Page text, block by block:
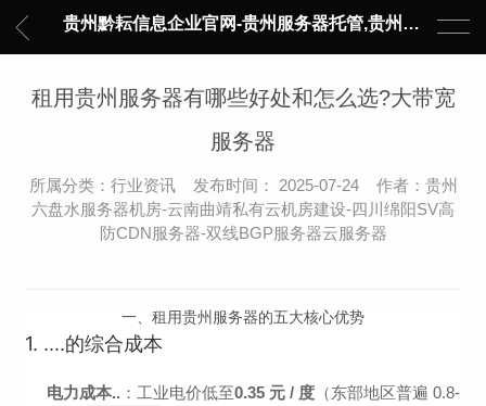
贵州黔耘信息企业官网-贵州服务器托管,贵州主机托管,云服务器托管,数据中心托管,网络设备托管,服务器租用,托管服务提供商,服务器管理-黔耘信息 贵州数据中心机柜租用-专业贵州IDC托管服务器维修
租用贵州服务器有哪些好处和怎么选?大带宽
服务器
所属分类：行业资讯 发布时间： 2025-07-24 作者：贵州
六盘水服务器机房-云南曲靖私有云机房建设-四川绵阳SV高
防CDN服务器-双线BGP服务器云服务器
一、租用贵州服务器的五大核心优势
1. ....的综合成本
电力成本.. ：工业电价低至0.35 元 / 度 （东部地区普遍 0.8-